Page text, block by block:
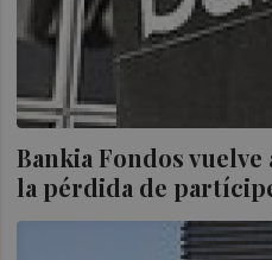
Bankia Fondos
la pérdida de